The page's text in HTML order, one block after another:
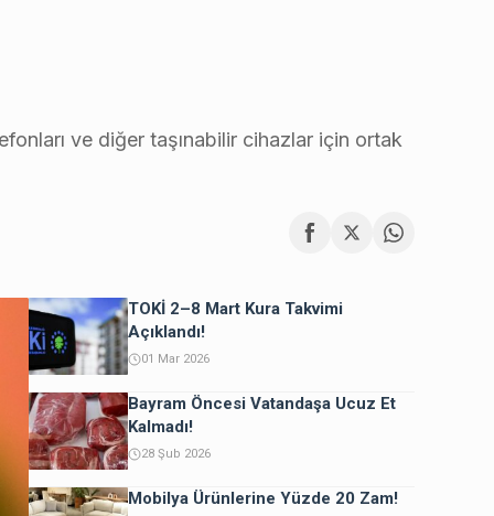
ve diğer taşınabilir cihazlar için ortak
TOKİ 2–8 Mart Kura Takvimi
Açıklandı!
01 Mar 2026
Bayram Öncesi Vatandaşa Ucuz Et
Kalmadı!
28 Şub 2026
Mobilya Ürünlerine Yüzde 20 Zam!